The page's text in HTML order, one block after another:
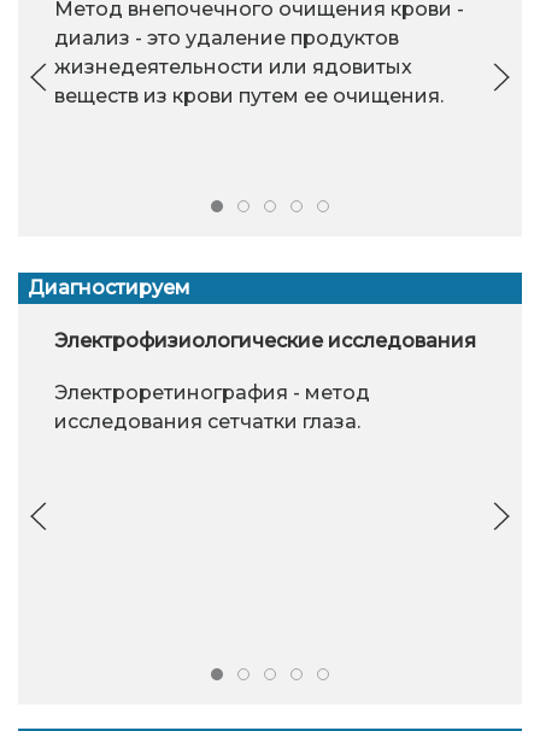
Метод внепочечного очищения крови -
диализ - это удаление продуктов
жизнедеятельности или ядовитых
веществ из крови путем ее очищения.
Диагностируем
Электрофизиологические исследования
Электроретинография - метод
исследования сетчатки глаза.